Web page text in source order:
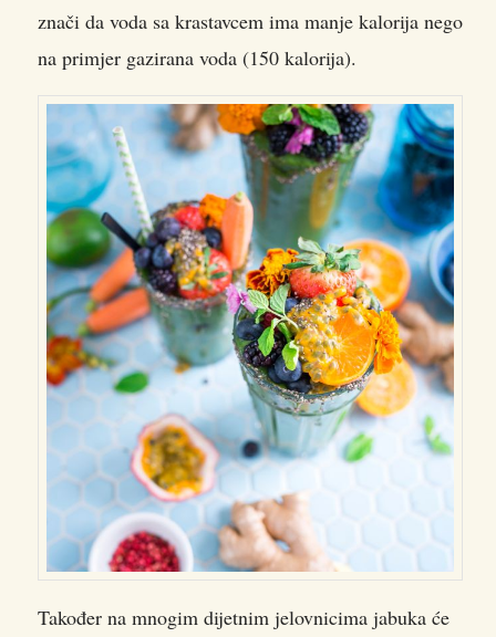
znači da voda sa krastavcem ima manje kalorija nego
na primjer gazirana voda (150 kalorija).
Također na mnogim dijetnim jelovnicima jabuka će